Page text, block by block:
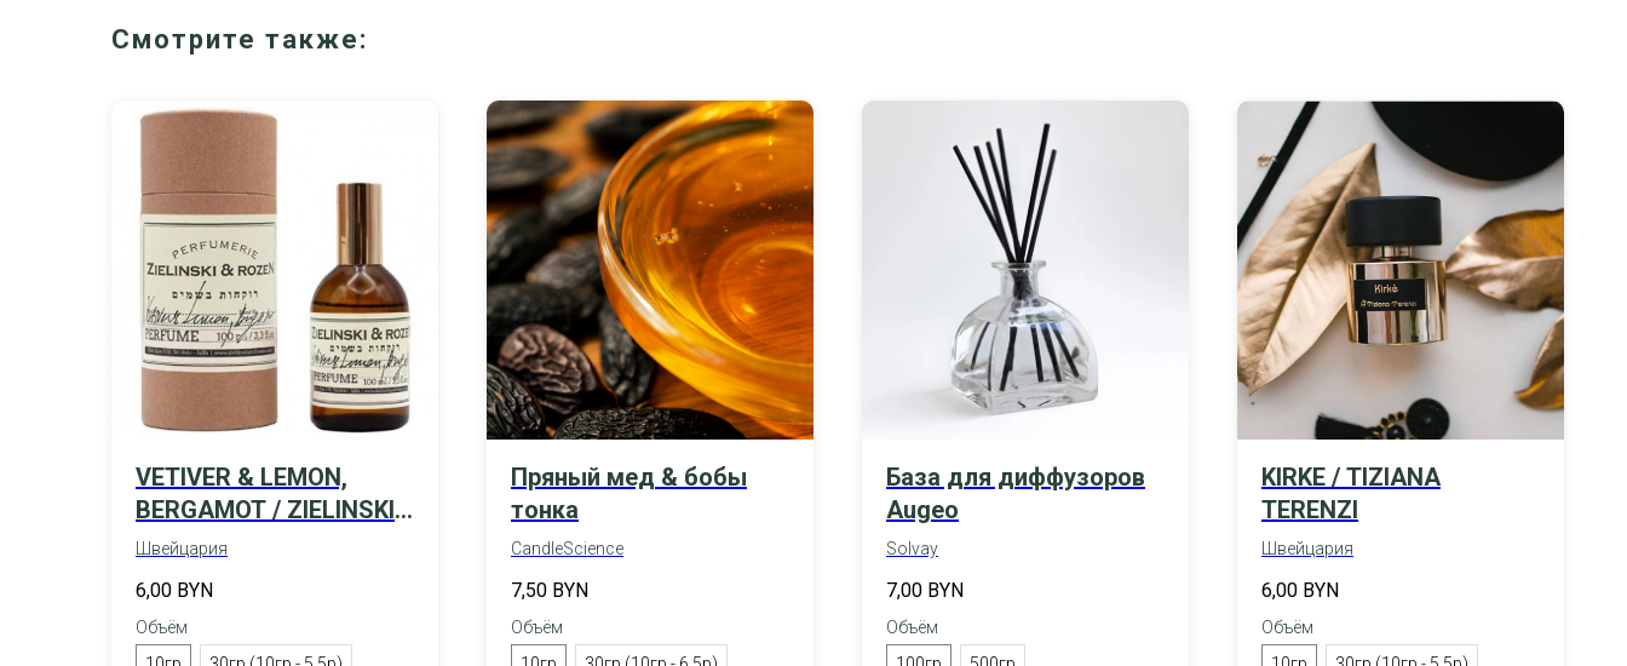
Смотрите также:
VETIVER & LEMON,
BERGAMOT / ZIELINSKI
& ROZEN
Швейцария
6,00 BYN
Объём
Пряный мед & бобы
тонка
CandleScience
7,50 BYN
Объём
База для диффузоров
Augeo
Solvay
7,00 BYN
Объём
KIRKE / TIZIANA
TERENZI
Швейцария
6,00 BYN
Объём